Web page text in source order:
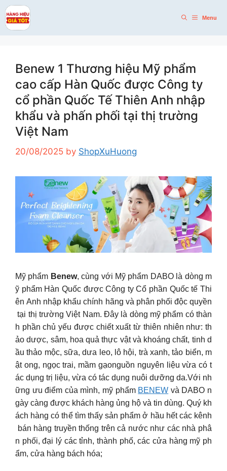
Skip
to
content
Menu
Benew 1 Thương hiệu Mỹ phẩm
cao cấp Hàn Quốc được Công ty
cổ phần Quốc Tế Thiên Anh nhập
khẩu và phấn phối tại thị trường
Việt Nam
20/08/2025 by ShopXuHuong
Mỹ phẩm Benew, cùng với Mỹ phẩm DABO là dòng m
ỹ phẩm Hàn Quốc được Công ty Cổ phần Quốc tế Thi
ên Anh nhập khẩu chính hãng và phân phối độc quyền
tại thị trường Việt Nam. Đây là dòng mỹ phẩm có thàn
h phần chủ yếu được chiết xuất từ thiên nhiên như: th
ảo dược, sâm, hoa quả thực vật và khoáng chất, tinh d
ầu thảo mộc, sữa, dưa leo, lô hội, trà xanh, tảo biển, m
ật ong, ngọc trai, mầm gạonguồn nguyên liệu vừa có t
ác dụng trị liệu, vừa có tác dụng nuôi dưỡng da.Với nh
ững ưu điểm của mình, mỹ phẩm BENEW và DABO n
gày càng được khách hàng ủng hộ và tin dùng. Quý kh
ách hàng có thể tìm thấy sản phẩm ở hầu hết các kênh
bán hàng truyền thống trên cả nước như các nhà phâ
n phối, đại lý các tỉnh, thành phố, các cửa hàng mỹ ph
ẩm, cửa hàng bách hóa;